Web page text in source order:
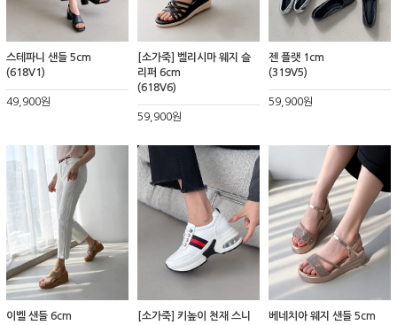
스테파니 샌들 5cm
(618V1)
49,900원
[소가죽] 벨리시마 웨지 슬
리퍼 6cm
(618V6)
59,900원
젠 플랫 1cm
(319V5)
59,900원
이벨 샌들 6cm
[소가죽] 키높이 천재 스니
베네치아 웨지 샌들 5cm